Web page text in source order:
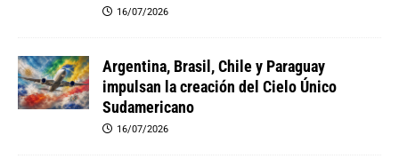
16/07/2026
Argentina, Brasil, Chile y Paraguay
impulsan la creación del Cielo Único
Sudamericano
16/07/2026